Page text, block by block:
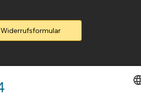
Widerrufsformular